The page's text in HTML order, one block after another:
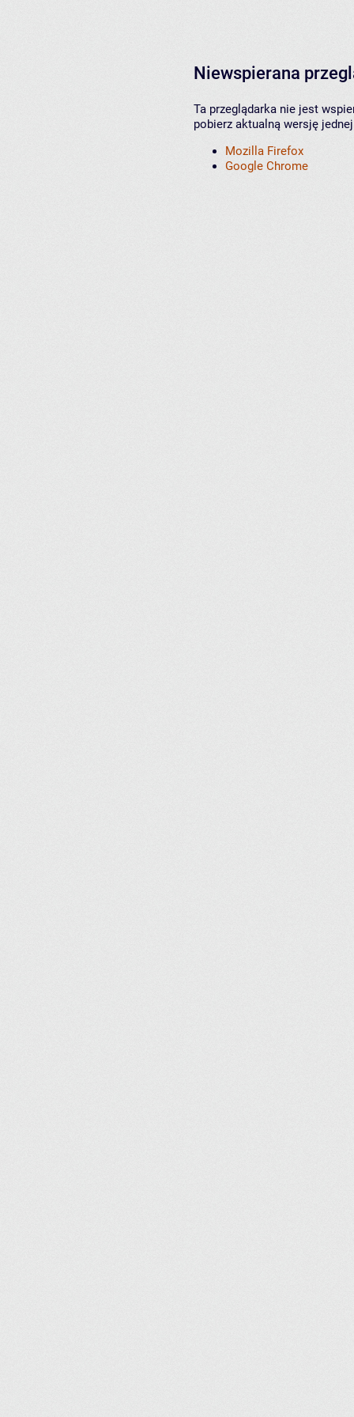
Niewspierana
Ta przeglądarka nie jest
pobierz aktualną wersję
Mozilla Firefox
Google Chrome